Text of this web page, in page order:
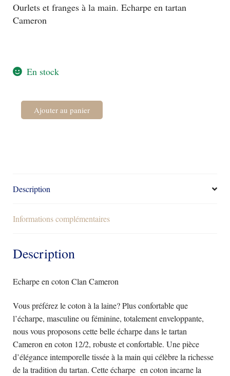
Ourlets et franges à la main. Echarpe en tartan
Cameron
En stock
quantité
de
Cameron
Ajouter au panier
Description
Informations complémentaires
Description
Echarpe en coton Clan Cameron
Vous préférez le coton à la laine? Plus confortable que
l’écharpe, masculine ou féminine, totalement enveloppante,
nous vous proposons cette belle écharpe dans le tartan
Cameron en coton 12/2, robuste et confortable. Une pièce
d’élégance intemporelle tissée à la main qui célèbre la richesse
de la tradition du tartan. Cette écharpe en coton incarne la